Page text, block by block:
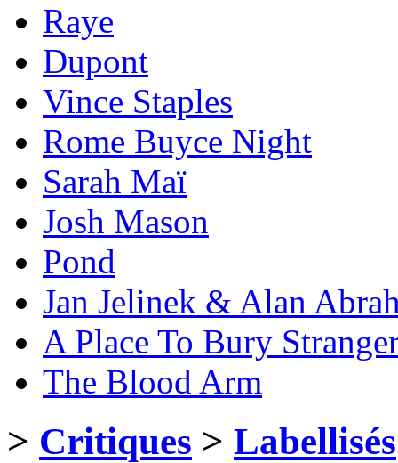
Raye
Dupont
Vince Staples
Rome Buyce Night
Sarah Maï
Josh Mason
Pond
Jan Jelinek & Alan
A Place To Bury
The Blood Arm
> Critiques > Labellisés